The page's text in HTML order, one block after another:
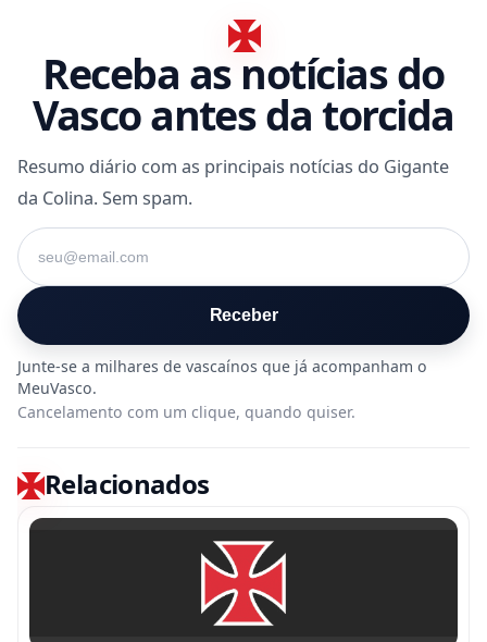
Receba as notícias do
Vasco antes da torcida
Resumo diário com as principais notícias do Gigante
da Colina. Sem spam.
Seu e-mail
Receber
Cancelamento com um clique, quando quiser.
Relacionados